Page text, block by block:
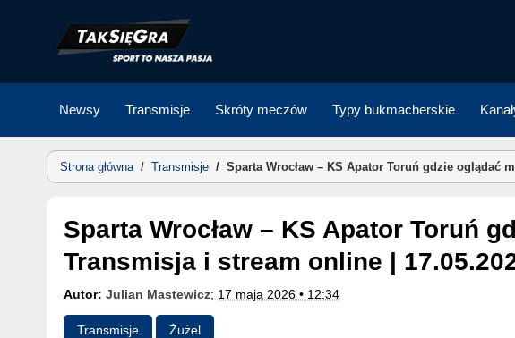
Newsy Transmisje Skróty meczów Typy bukmacherskie
Strona główna/ Transmisje / Sparta Wrocław – KS Apator Toruń gdzie oglądać
Sparta Wrocław – KS Apator Toruń gdzie oglądać mecz?
Transmisja i stream online |
Autor: Julian Mastewicz; 17 maja 2026 • 12:34
Transmisje Żużel